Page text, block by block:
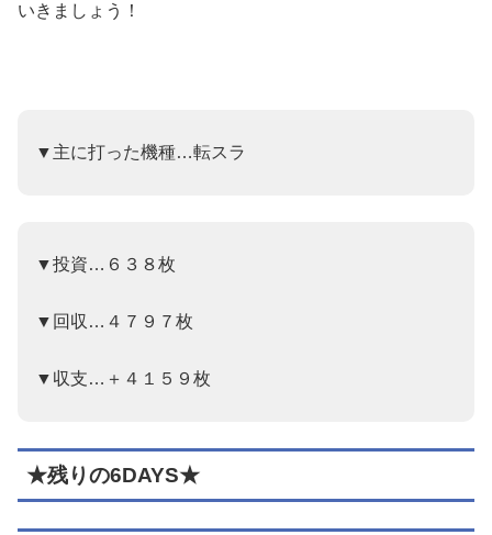
いきましょう！
▼主に打った機種…転スラ
▼投資…６３８枚
▼回収…４７９７枚
▼収支…＋４１５９枚
★残りの6DAYS★